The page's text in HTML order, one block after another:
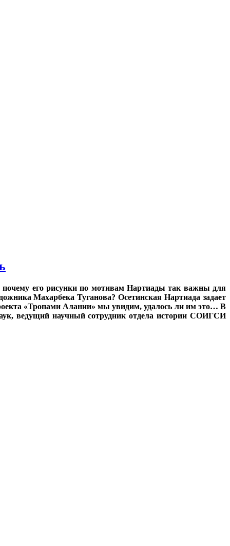
его рисунки по мотивам Нартиады так важны для
Махарбека Туганова?Осетинская Нартиада задает
«Тропами Алании» мы увидим, удалось ли им это… В
ведущий научный сотрудник отдела истории СОИГСИ